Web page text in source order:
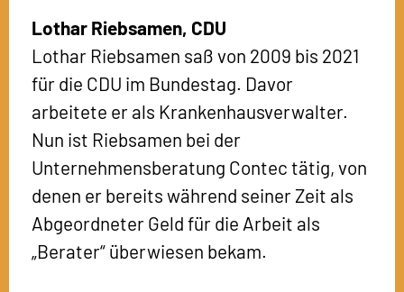
Lothar Riebsamen, CDU
Lothar Riebsamen saß von 2009 bis 2021
für die CDU im Bundestag. Davor
arbeitete er als Krankenhausverwalter.
Nun ist Riebsamen bei der
Unternehmensberatung Contec tätig, von
denen er bereits während seiner Zeit als
Abgeordneter Geld für die Arbeit als
„Berater“ überwiesen bekam.